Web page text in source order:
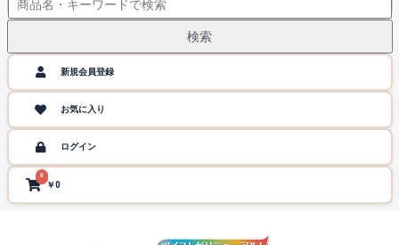
検索
新規会員登録
お気に入り
ログイン
0
￥0